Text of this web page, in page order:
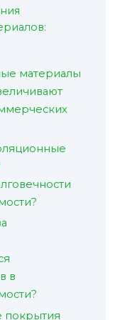
материалы
в
покрытия